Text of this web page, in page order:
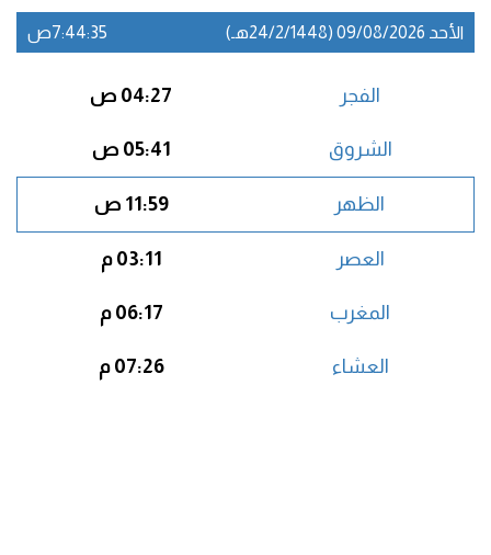
الأحد 09/08/2026 (24/2/1448هـ) 7:44:35ص
الفجر 04:27 ص
الشروق 05:41 ص
الظهر 11:59 ص
العصر 03:11 م
المغرب 06:17 م
العشاء 07:26 م